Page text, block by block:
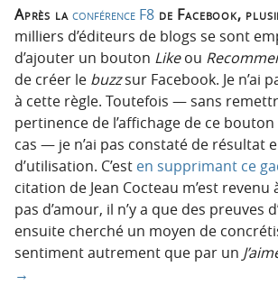
Après laconférence F8 de Facebook,
milliers d’éditeurs de blogs se sont
d’ajouter un bouton Likeou
de créer le buzzsur Facebook. Je n’ai
à cette règle. Toutefois — sans
pertinence de l’affichage de ce
cas — je n’ai pas constaté de résultat
d’utilisation. C’est en supprimant ce
citation de Jean Cocteau m’est revenu
pas d’amour, il n’y a que des preuves
ensuite cherché un moyen de
sentiment autrement que par un
→